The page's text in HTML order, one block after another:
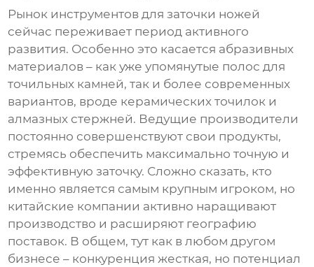
Рынок инструментов для заточки ножей
сейчас переживает период активного
развития. Особенно это касается абразивных
материалов – как уже упомянутые полос для
точильных камней, так и более современных
вариантов, вроде керамических точилок и
алмазных стержней. Ведущие производители
постоянно совершенствуют свои продукты,
стремясь обеспечить максимально точную и
эффективную заточку. Сложно сказать, кто
именно является самым крупным игроком, но
китайские компании активно наращивают
производство и расширяют географию
поставок. В общем, тут как в любом другом
бизнесе – конкуренция жесткая, но потенциал